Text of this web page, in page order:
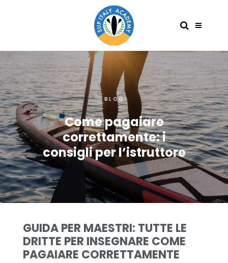
BLOG
Come pagaiare
correttamente: i
consigli per l’istruttore
GUIDA PER MAESTRI: TUTTE LE
DRITTE PER INSEGNARE COME
PAGAIARE CORRETTAMENTE